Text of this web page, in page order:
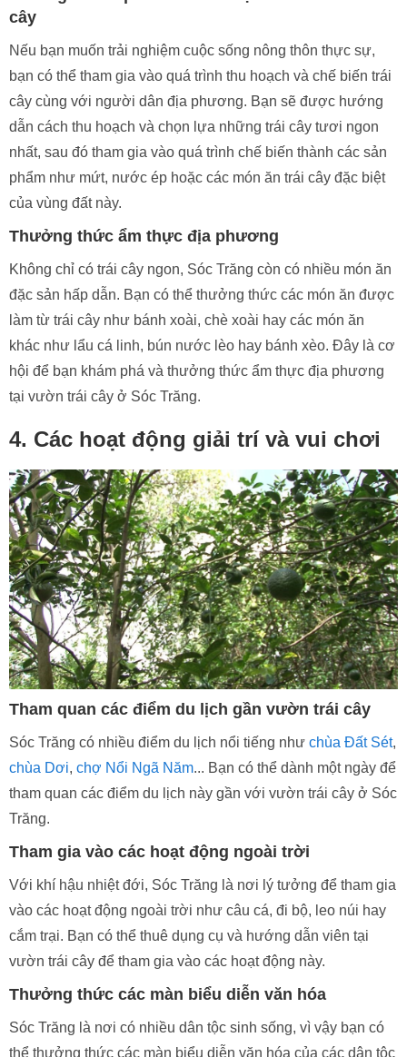
Nếu bạn muốn trải nghiệm cuộc sống nông thôn thực sự,
bạn có thể tham gia vào quá trình thu hoạch và chế biến trái
cây cùng với người dân địa phương. Bạn sẽ được hướng
dẫn cách thu hoạch và chọn lựa những trái cây tươi ngon
nhất, sau đó tham gia vào quá trình chế biến thành các sản
phẩm như mứt, nước ép hoặc các món ăn trái cây đặc biệt
của vùng đất này.
Thưởng thức ẩm thực địa phương
Không chỉ có trái cây ngon, Sóc Trăng còn có nhiều món ăn
đặc sản hấp dẫn. Bạn có thể thưởng thức các món ăn được
làm từ trái cây như bánh xoài, chè xoài hay các món ăn
khác như lẩu cá linh, bún nước lèo hay bánh xèo. Đây là cơ
hội để bạn khám phá và thưởng thức ẩm thực địa phương
tại vườn trái cây ở Sóc Trăng.
4. Các hoạt động giải trí và vui chơi
Tham quan các điểm du lịch gần vườn trái cây
Sóc Trăng có nhiều điểm du lịch nổi tiếng như chùa Đất Sét
chùa Dơi
chợ Nổi Ngã Năm ... Bạn có thể dành một ngày để
tham quan các điểm du lịch này gần với vườn trái cây ở Sóc
Trăng.
Tham gia vào các hoạt động ngoài trời
Với khí hậu nhiệt đới, Sóc Trăng là nơi lý tưởng để tham gia
vào các hoạt động ngoài trời như câu cá, đi bộ, leo núi hay
cắm trại. Bạn có thể thuê dụng cụ và hướng dẫn viên tại
vườn trái cây để tham gia vào các hoạt động này.
Thưởng thức các màn biểu diễn văn hóa
Sóc Trăng là nơi có nhiều dân tộc sinh sống, vì vậy bạn có
thể thưởng thức các màn biểu diễn văn hóa của các dân tộc
thiểu số như Khmer, Hoa, Kinh... Tại vườn trái cây ở Sóc